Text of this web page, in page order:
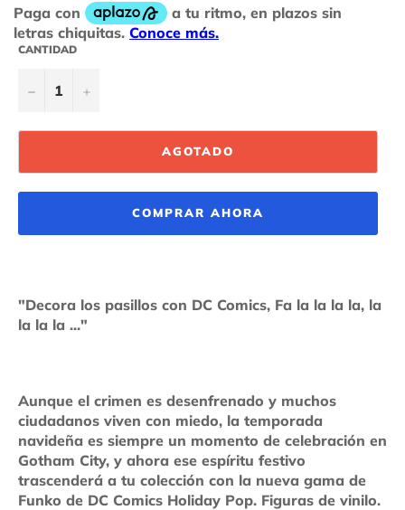
CANTIDAD
− +
AGOTADO
COMPRAR AHORA
"Decora los pasillos con DC Comics, Fa la la la la, la
la la la ..."
Aunque el crimen es desenfrenado y muchos
ciudadanos viven con miedo, la temporada
navideña es siempre un momento de celebración en
Gotham City, y ahora ese espíritu festivo
trascenderá a tu colección con la nueva gama de
Funko de DC Comics Holiday Pop. Figuras de vinilo.